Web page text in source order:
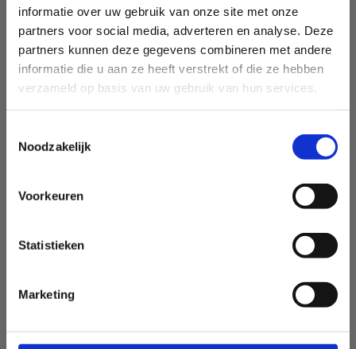
informatie over uw gebruik van onze site met onze
partners voor social media, adverteren en analyse. Deze
partners kunnen deze gegevens combineren met andere
informatie die u aan ze heeft verstrekt of die ze hebben
verzameld op basis van uw gebruik van hun services.
Noodzakelijk
Voorkeuren
Statistieken
Marketing
Sport Vlaanderen Heusden-Zolder